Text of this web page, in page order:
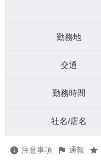
勤務地
交通
勤務時間
社名/店名
注意事項 通報